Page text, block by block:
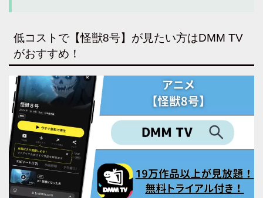
低コストで【怪獣8号】が見たい方はDMM TV
がおすすめ！